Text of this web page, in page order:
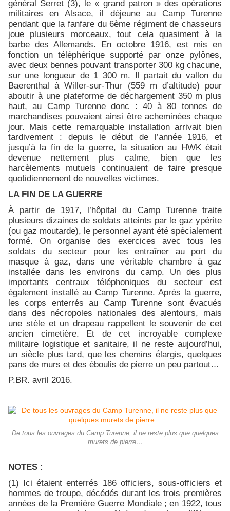
général Serret (3), le « grand patron » des opérations
militaires en Alsace, il déjeune au Camp Turenne
pendant que la fanfare du 6ème régiment de chasseurs
joue plusieurs morceaux, tout cela quasiment à la
barbe des Allemands. En octobre 1916, est mis en
fonction un téléphérique supporté par onze pylônes,
avec deux bennes pouvant transporter 300 kg chacune,
sur une longueur de 1 300 m. Il partait du vallon du
Baerenthal à Willer-sur-Thur (559 m d’altitude) pour
aboutir à une plateforme de déchargement 350 m plus
haut, au Camp Turenne donc : 40 à 80 tonnes de
marchandises pouvaient ainsi être acheminées chaque
jour. Mais cette remarquable installation arrivait bien
tardivement : depuis le début de l’année 1916, et
jusqu’à la fin de la guerre, la situation au HWK était
devenue nettement plus calme, bien que les
harcèlements mutuels continuaient de faire presque
quotidiennement de nouvelles victimes.
LA FIN DE LA GUERRE
À partir de 1917, l’hôpital du Camp Turenne traite
plusieurs dizaines de soldats atteints par le gaz ypérite
(ou gaz moutarde), le personnel ayant été spécialement
formé. On organise des exercices avec tous les
soldats du secteur pour les entraîner au port du
masque à gaz, dans une véritable chambre à gaz
installée dans les environs du camp. Un des plus
importants centraux téléphoniques du secteur est
également installé au Camp Turenne. Après la guerre,
les corps enterrés au Camp Turenne sont évacués
dans des nécropoles nationales des alentours, mais
une stèle et un drapeau rappellent le souvenir de cet
ancien cimetière. Et de cet incroyable complexe
militaire logistique et sanitaire, il ne reste aujourd’hui,
un siècle plus tard, que les chemins élargis, quelques
pans de murs et des éboulis de pierre un peu partout…
P.BR. avril 2016.
De tous les ouvrages du Camp Turenne, il ne reste plus que quelques
murets de pierre…
NOTES :
(1) Ici étaient enterrés 186 officiers, sous-officiers et
hommes de troupe, décédés durant les trois premières
années de la Première Guerre Mondiale ; en 1922, tous